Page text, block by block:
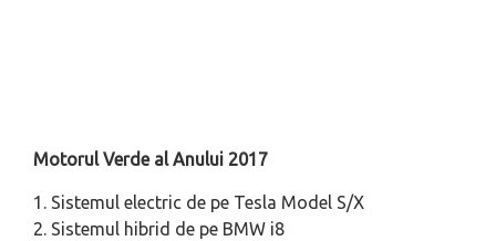
Motorul Verde al Anului 2017
1. Sistemul electric de pe Tesla Model S/X
2. Sistemul hibrid de pe BMW i8